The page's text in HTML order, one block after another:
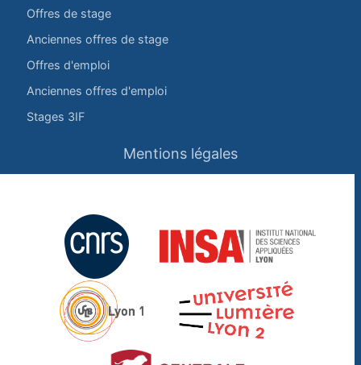
Offres de stage
Anciennes offres de stage
Offres d'emploi
Anciennes offres d'emploi
Stages 3IF
Mentions légales